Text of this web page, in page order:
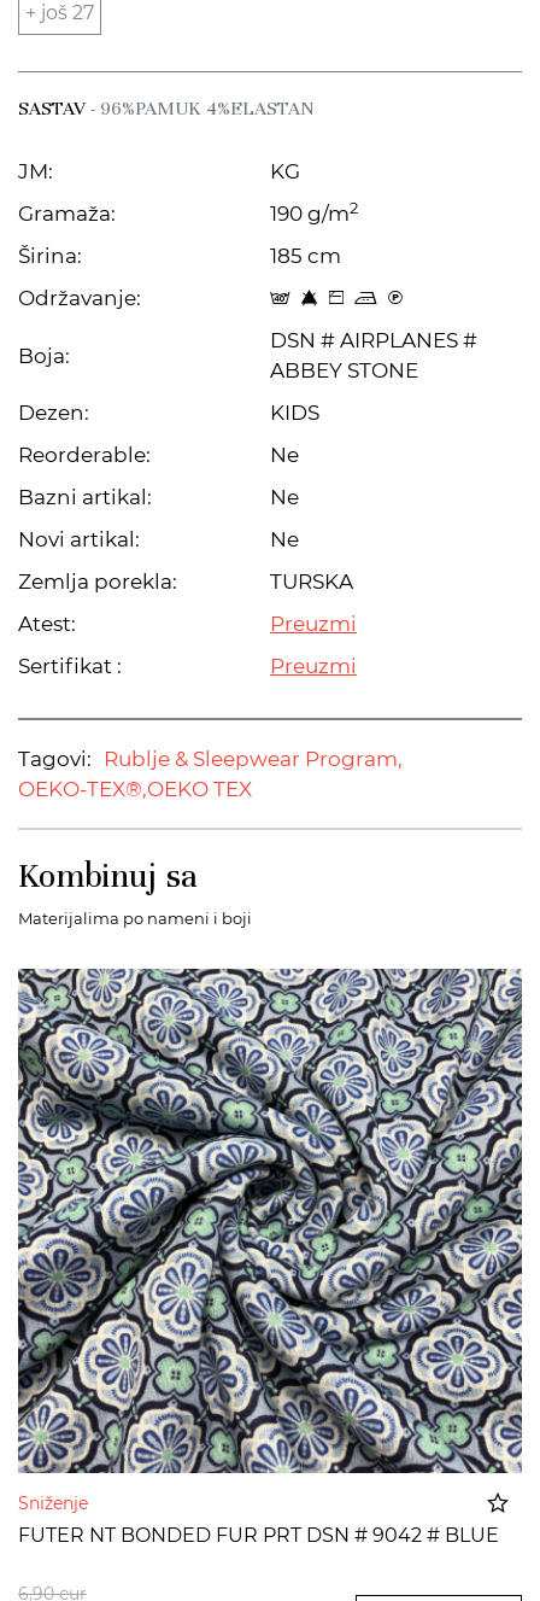
+ još 27
SASTAV- 96%PAMUK 4%ELASTAN
JM:
KG
Gramaža:
190 g/m2
Širina:
185 cm
Održavanje:
t 8 Z p C
Boja:
DSN # AIRPLANES #
ABBEY STONE
Dezen:
KIDS
Reorderable:
Ne
Bazni artikal:
Ne
Novi artikal:
Ne
Zemlja porekla:
TURSKA
Atest:
Preuzmi
Sertifikat :
Preuzmi
Tagovi:
Rublje & Sleepwear Program,
OEKO-TEX®,OEKO TEX
Kombinuj sa
Materijalima po nameni i boji
Sniženje
FUTER NT BONDED FUR PRT DSN # 9042 # BLUE
6,90eur